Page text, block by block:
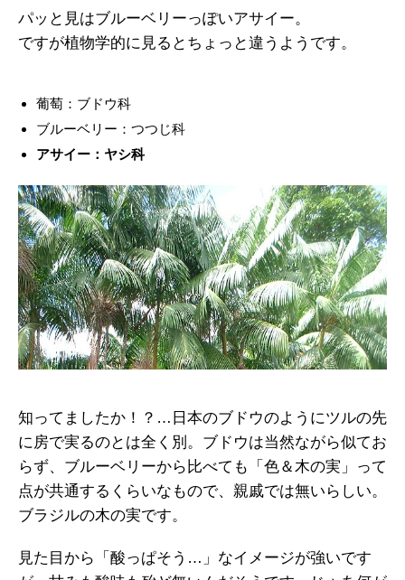
パッと見はブルーベリーっぽいアサイー。
ですが植物学的に見るとちょっと違うようです。
葡萄：ブドウ科
ブルーベリー：つつじ科
アサイー：ヤシ科
知ってましたか！？…日本のブドウのようにツルの先
に房で実るのとは全く別。ブドウは当然ながら似てお
らず、ブルーベリーから比べても「色＆木の実」って
点が共通するくらいなもので、親戚では無いらしい。
ブラジルの木の実です。
見た目から「酸っぱそう…」なイメージが強いです